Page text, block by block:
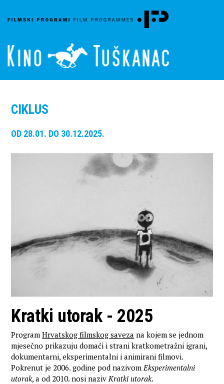
CIKLUS
OD 28.01. DO 30.12.2025.
Kratki utorak - 2025
ProgramHrvatskog filmskog saveza na kojem se jednom
mjesečno prikazuju domaći i strani kratkometražni igrani,
dokumentarni, eksperimentalni i animirani filmovi.
Pokrenut je 2006. godine pod nazivom Eksperimentalni
utorak, a od 2010. nosi naziv Kratki utorak.